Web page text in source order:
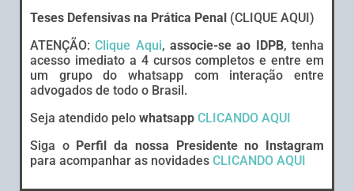
Teses Defensivas na Prática Penal (CLIQUE AQUI)
ATENÇÃO:Clique Aqui,associe-se ao IDPB, tenha
acesso imediato a 4 cursos completos e entre em
um grupo do whatsapp com interação entre
advogados de todo o Brasil.
Seja atendido pelo whatsapp CLICANDO AQUI
Siga o Perfil da nossa Presidente no Instagram
para acompanhar as novidades CLICANDO AQUI